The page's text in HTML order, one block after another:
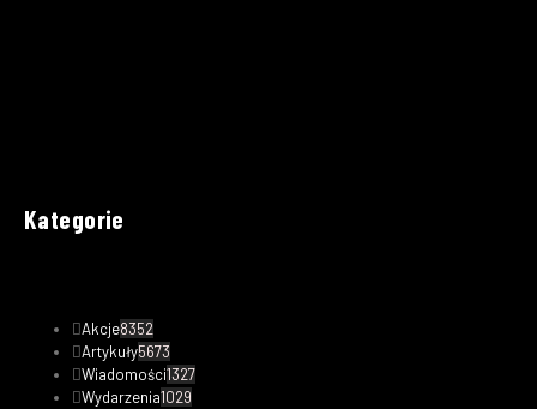
Kategorie
Akcje8352
Artykuły5673
Wiadomości1327
Wydarzenia1029